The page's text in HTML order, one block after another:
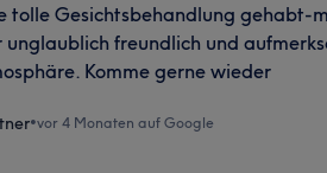
tolle Gesichtsbehandlung gehabt-
unglaublich freundlich und
Komme gerne wieder
•vor 4 Monaten auf Google